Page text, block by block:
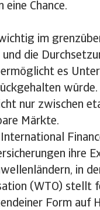
Chance.
im
die
es
nur zwischen
Märkte.
ihre
in
(WTO) stellt
Form auf